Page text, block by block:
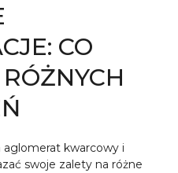
CO
kwarcowy i
swoje zalety na różne